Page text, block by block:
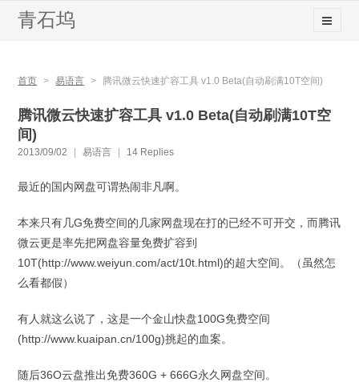
青石坞
首页 > 易语言 > 腾讯微云快速扩容工具 v1.0 Beta(自动刷满10T空间)
腾讯微云快速扩容工具 v1.0 Beta(自动刷满10T空
间)
2013/09/02 易语言 14 Replies
最近的国内网盘可谓热闹非凡啊。
本来只有几G免费空间的几家网盘现在打的已经不可开交，而腾讯
微云更是率先把网盘容量免费扩容到
10T(http://www.weiyun.com/act/10t.html)的超大空间。（虽然怎
么看都假）
有人就这么说了，这是一个金山快盘100G免费空间
(http://www.kuaipan.cn/100g)挑起的血案。
随后36O云盘推出免费360G + 666G永久网盘空间。